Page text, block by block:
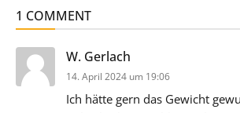
1 COMMENT
W. Gerlach
14. April 2024 um 19:06
Ich hätte gern das Gewicht